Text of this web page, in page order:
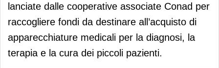
lanciate dalle cooperative associate Conad per
raccogliere fondi da destinare all’acquisto di
apparecchiature medicali per la diagnosi, la
terapia e la cura dei piccoli pazienti.